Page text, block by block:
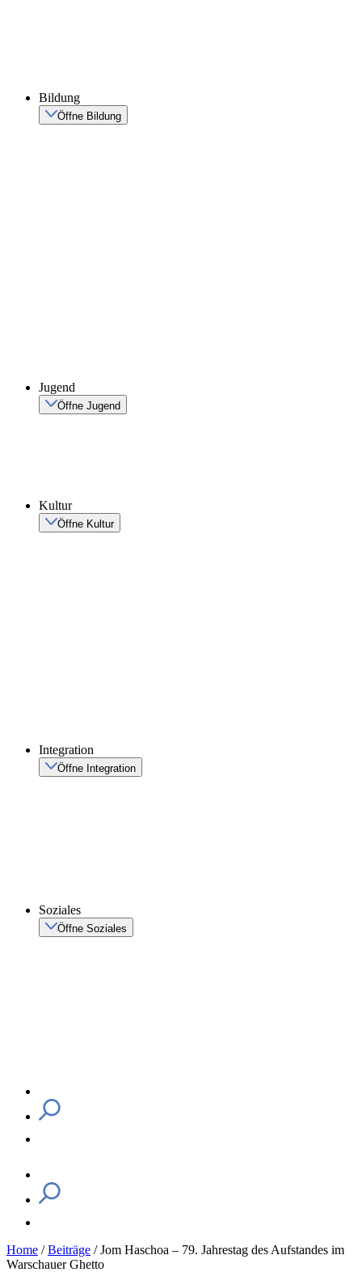
Bildung
Öffne Bildung
Jugend
Öffne Jugend
Kultur
Öffne Kultur
Integration
Öffne Integration
Soziales
Öffne Soziales
Home /Beiträge /Jom Haschoa – 79. Jahrestag des Aufstandes im
Warschauer Ghetto